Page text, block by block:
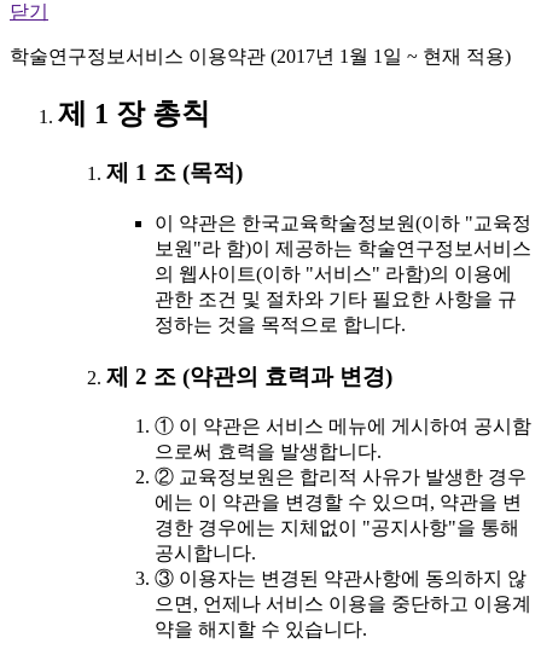
닫기
학술연구정보서비스 이용약관 (2017년 1월 1일 ~ 현재 적용)
제 1 장 총칙
제 1 조 (목적)
이 약관은 한국교육학술정보원(이하 "교육정
보원"라 함)이 제공하는 학술연구정보서비스
의 웹사이트(이하 "서비스" 라함)의 이용에
관한 조건 및 절차와 기타 필요한 사항을 규
정하는 것을 목적으로 합니다.
제 2 조 (약관의 효력과 변경)
① 이 약관은 서비스 메뉴에 게시하여 공시함
으로써 효력을 발생합니다.
② 교육정보원은 합리적 사유가 발생한 경우
에는 이 약관을 변경할 수 있으며, 약관을 변
경한 경우에는 지체없이 "공지사항"을 통해
공시합니다.
③ 이용자는 변경된 약관사항에 동의하지 않
으면, 언제나 서비스 이용을 중단하고 이용계
약을 해지할 수 있습니다.